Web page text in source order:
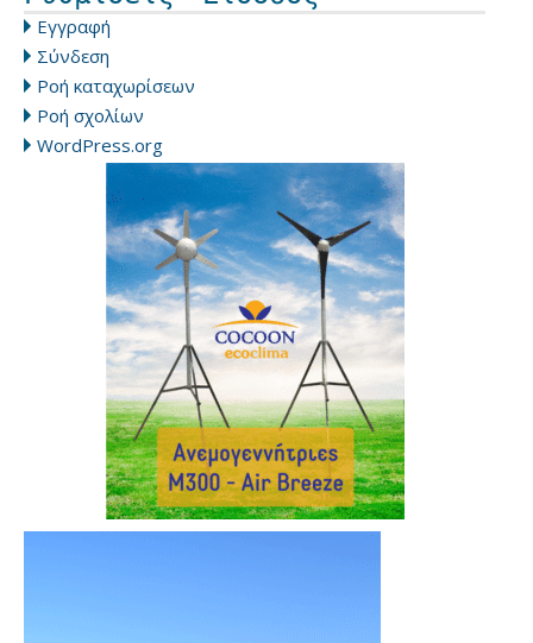
Εγγραφή
Σύνδεση
Ροή καταχωρίσεων
Ροή σχολίων
WordPress.org